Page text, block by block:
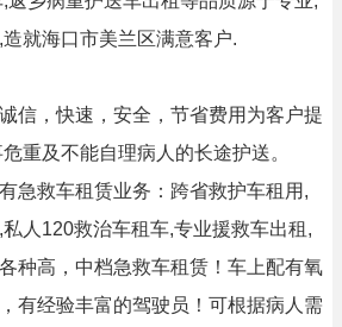
就海口市美兰区满意客户.
信，快速，安全，节省费用为客户提
重及不能自理病人的长途护送。
急救车租赁业务：跨省救护车租用,
人120救治车租车,专业援救车出租,
种高，中档急救车租赁！车上配有氧
有经验丰富的驾驶员！可根据病人需